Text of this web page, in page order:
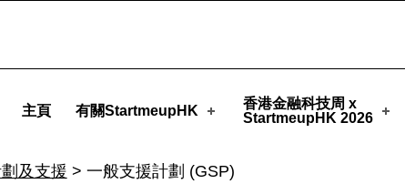
計劃 (GSP) - StartmeupHK
主頁 有關StartmeupHK
香港金融科技周 x
StartmeupHK 2026
及支援 > 一般支援計劃 (GSP)